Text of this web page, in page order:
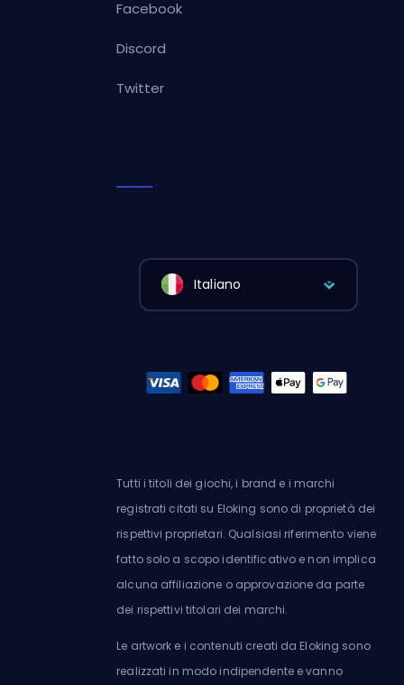
Facebook
Discord
Twitter
Italiano
Tutti i titoli dei giochi, i brand e i marchi
registrati citati su Eloking sono di proprietà dei
rispettivi proprietari. Qualsiasi riferimento viene
fatto solo a scopo identificativo e non implica
alcuna affiliazione o approvazione da parte
dei rispettivi titolari dei marchi.
Le artwork e i contenuti creati da Eloking sono
realizzati in modo indipendente e vanno